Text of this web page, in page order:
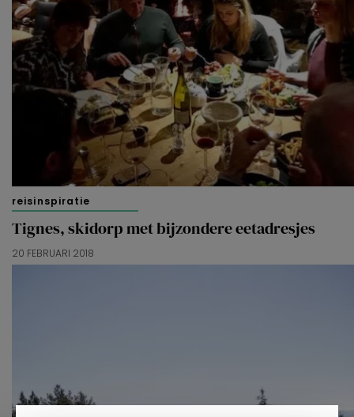
reisinspiratie
Tignes, skidorp met bijzondere eetadresjes
20 FEBRUARI 2018